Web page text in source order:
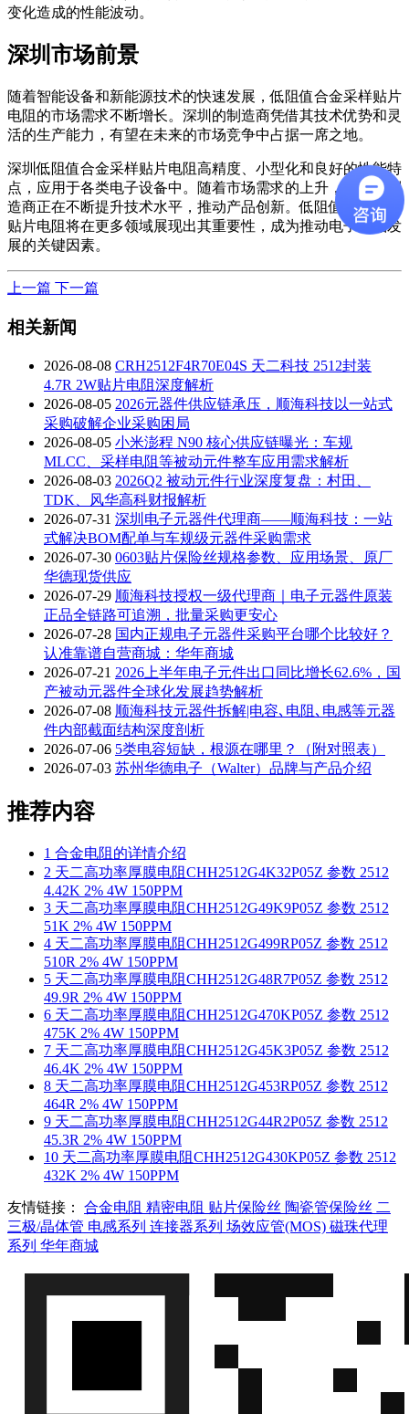
变化造成的性能波动。
深圳市场前景
随着智能设备和新能源技术的快速发展，低阻值合金采样贴片
电阻的市场需求不断增长。深圳的制造商凭借其技术优势和灵
活的生产能力，有望在未来的市场竞争中占据一席之地。
深圳低阻值合金采样贴片电阻高精度、小型化和良好的性能特
点，应用于各类电子设备中。随着市场需求的上升，深圳的制
造商正在不断提升技术水平，推动产品创新。低阻值合金采样
贴片电阻将在更多领域展现出其重要性，成为推动电子产品发
展的关键因素。
上一篇 下一篇
相关新闻
2026-08-08 CRH2512F4R70E04S 天二科技 2512封装
4.7R 2W贴片电阻深度解析
2026-08-05 2026元器件供应链承压，顺海科技以一站式
采购破解企业采购困局
2026-08-05 小米澎程 N90 核心供应链曝光：车规
MLCC、采样电阻等被动元件整车应用需求解析
2026-08-03 2026Q2 被动元件行业深度复盘：村田、
TDK、风华高科财报解析
2026-07-31 深圳电子元器件代理商——顺海科技：一站
式解决BOM配单与车规级元器件采购需求
2026-07-30 0603贴片保险丝规格参数、应用场景、原厂
华德现货供应
2026-07-29 顺海科技授权一级代理商｜电子元器件原装
正品全链路可追溯，批量采购更安心
2026-07-28 国内正规电子元器件采购平台哪个比较好？
认准靠谱自营商城：华年商城
2026-07-21 2026上半年电子元件出口同比增长62.6%，国
产被动元器件全球化发展趋势解析
2026-07-08 顺海科技元器件拆解|电容､电阻､电感等元器
件内部截面结构深度剖析
2026-07-06 5类电容短缺，根源在哪里？（附对照表）
2026-07-03 苏州华德电子（Walter）品牌与产品介绍
推荐内容
1 合金电阻的详情介绍
2 天二高功率厚膜电阻CHH2512G4K32P05Z 参数 2512
4.42K 2% 4W 150PPM
3 天二高功率厚膜电阻CHH2512G49K9P05Z 参数 2512
51K 2% 4W 150PPM
4 天二高功率厚膜电阻CHH2512G499RP05Z 参数 2512
510R 2% 4W 150PPM
5 天二高功率厚膜电阻CHH2512G48R7P05Z 参数 2512
49.9R 2% 4W 150PPM
6 天二高功率厚膜电阻CHH2512G470KP05Z 参数 2512
475K 2% 4W 150PPM
7 天二高功率厚膜电阻CHH2512G45K3P05Z 参数 2512
46.4K 2% 4W 150PPM
8 天二高功率厚膜电阻CHH2512G453RP05Z 参数 2512
464R 2% 4W 150PPM
9 天二高功率厚膜电阻CHH2512G44R2P05Z 参数 2512
45.3R 2% 4W 150PPM
10 天二高功率厚膜电阻CHH2512G430KP05Z 参数 2512
432K 2% 4W 150PPM
友情链接： 合金电阻 精密电阻 贴片保险丝 陶瓷管保险丝 二
三极/晶体管 电感系列 连接器系列 场效应管(MOS) 磁珠代理
系列 华年商城